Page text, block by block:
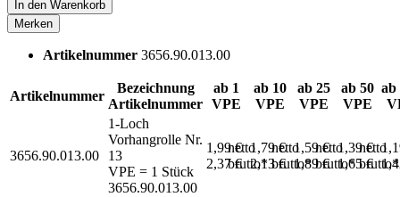
In den Warenkorb
Merken
Artikelnummer 3656.90.013.00
Artikelnummer
Bezeichnung
Artikelnummer
ab 1
VPE
ab 10
VPE
ab 25
VPE
ab 50
VPE
ab
3656.90.013.00
1-Loch
Vorhangrolle Nr.
13
VPE = 1 Stück
3656.90.013.00
1,99 €
netto
2,37 €brutto*
1,79 €
netto
2,13 €brutto*
1,59 €
netto
1,89 €brutto*
1,39 €
netto
1,65 €brutto*